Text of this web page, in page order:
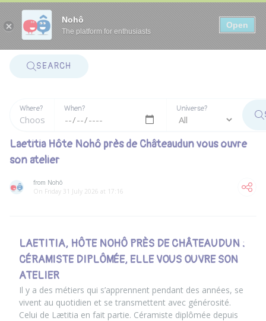
Nohô
The platform for enthusiasts
Open
SEARCH
Where? When? Universe?
Laetitia Hôte Nohô près de Châteaudun vous ouvre
son atelier
from Nohô
On Friday 31 July 2026 at 17:16
LAETITIA, HÔTE NOHÔ PRÈS DE CHÂTEAUDUN :
CÉRAMISTE DIPLÔMÉE, ELLE VOUS OUVRE SON
ATELIER
Il y a des métiers qui s’apprennent pendant des années, se
vivent au quotidien et se transmettent avec générosité.
Celui de Lætitia en fait partie. Céramiste diplômée depuis
Panneau de gestion des cookies